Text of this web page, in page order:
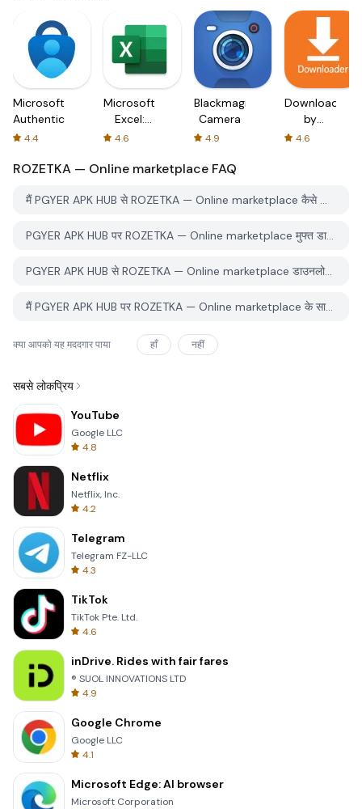
Microsoft
Authenticator
4.4
Microsoft
Excel:
Spreadsheets
4.6
Blackmagic
Camera
4.9
Downloader
by
AFTVnews
4.6
ROZETKA — Online marketplace FAQ
मैं PGYER APK HUB से ROZETKA — Online marketplace कैसे डाउनलोड करूं?
PGYER APK HUB पर ROZETKA — Online marketplace मुफ्त डाउनलोड करने के लिए है?
PGYER APK HUB से ROZETKA — Online marketplace डाउनलोड करने के लिए मुझे एक खाता चाहिए?
मैं PGYER APK HUB पर ROZETKA — Online marketplace के साथ समस्या कैसे रिपोर्ट कर सकता हूँ?
क्या आपको यह मददगार पाया हाँ नहीं
सबसे लोकप्रिय
YouTube
Google LLC
4.8
Netflix
Netflix, Inc.
4.2
Telegram
Telegram FZ-LLC
4.3
TikTok
TikTok Pte. Ltd.
4.6
inDrive. Rides with fair fares
® SUOL INNOVATIONS LTD
4.9
Google Chrome
Google LLC
4.1
Microsoft Edge: AI browser
Microsoft Corporation